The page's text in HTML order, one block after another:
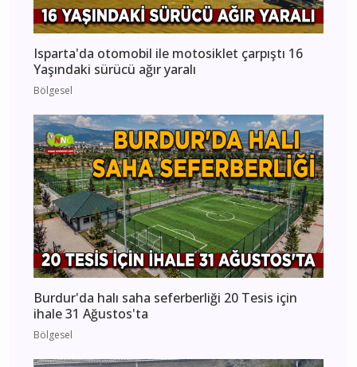
Isparta'da otomobil ile motosiklet çarpıştı 16
Yaşındaki sürücü ağır yaralı
Bölgesel
Burdur'da halı saha seferberliği 20 Tesis için
ihale 31 Ağustos'ta
Bölgesel